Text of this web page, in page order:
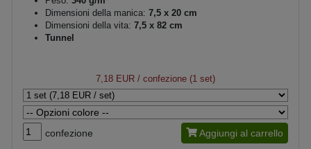
Dimensioni della manica: 7,5 x 20 cm
Dimensioni della vita: 7,5 x 82 cm
Tunnel
7,18 EUR / confezione (1 set)
confezione Aggiungi al carrello